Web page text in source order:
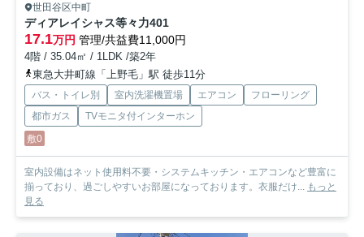
世田谷区中町
ディアレイシャス等々力401
17.1万円 管理/共益費11,000円
4階 / 35.04㎡ / 1LDK /築2年
東急大井町線「上野毛」駅 徒歩11分
バス・トイレ別 室内洗濯機置場 エアコン
フローリング
都市ガス
TVモニタ付インターホン
敷0
室内設備はネット使用料不要・システムキッチン・エアコンなど豊富に
揃っており、過ごしやすいお部屋になっております。衣服だけ... もっと
見る